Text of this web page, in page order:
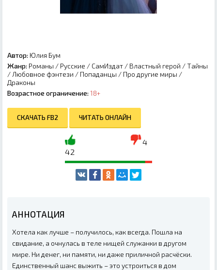
Автор: Юлия Бум
Жанр: Романы / Русские / СамИздат / Властный герой /Тайны
/ Любовное фэнтези / Попаданцы / Про другие миры /
Драконы
Возрастное ограничение: 18+
СКАЧАТЬ FB2 ЧИТАТЬ ОНЛАЙН
42
4
АННОТАЦИЯ
Хотела как лучше – получилось, как всегда. Пошла на
свидание, а очнулась в теле нищей служанки в другом
мире. Ни денег, ни памяти, ни даже приличной расчёски.
Единственный шанс выжить – это устроиться в дом